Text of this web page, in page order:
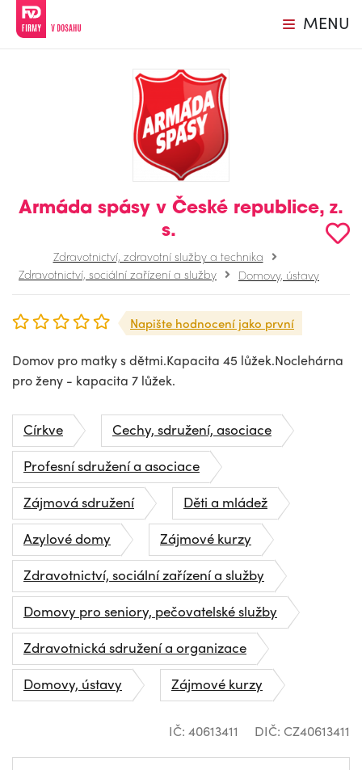
MENU
Armáda spásy v České republice, z.
s.
Zdravotnictví, zdravotní služby a technika
Zdravotnictví, sociální zařízení a služby
Domovy, ústavy
Napište hodnocení jako první
Domov pro matky s dětmi.Kapacita 45 lůžek.Noclehárna
pro ženy - kapacita 7 lůžek.
Církve
Cechy, sdružení, asociace
Profesní sdružení a asociace
Zájmová sdružení
Děti a mládež
Azylové domy
Zájmové kurzy
Zdravotnictví, sociální zařízení a služby
Domovy pro seniory, pečovatelské služby
Zdravotnická sdružení a organizace
Domovy, ústavy
Zájmové kurzy
IČ: 40613411 DIČ: CZ40613411